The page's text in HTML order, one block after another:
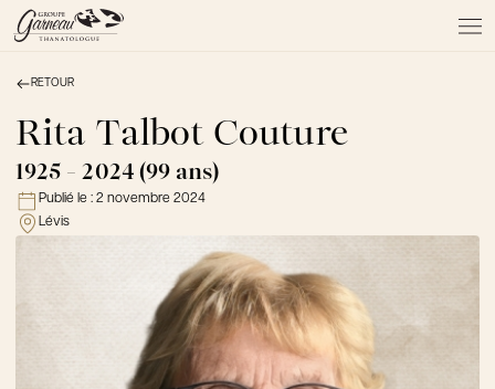
À PROPOS
NOS SERVICES
NOS PRODUITS
NOTRE ÉQUIPE
NOS SALONS
AVIS DE DÉCÈS
RETOUR
Rita Talbot Couture
1925 - 2024 (99 ans)
Publié le : 2 novembre 2024
Lévis